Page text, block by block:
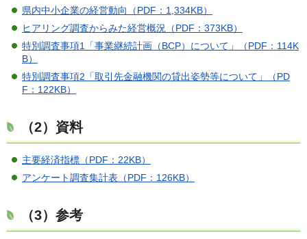
県内中小企業の経営動向（PDF：1,334KB）
ヒアリング調査からみた経営概況（PDF：373KB）
特別調査事項1「事業継続計画（BCP）について」（PDF：114K
B）
特別調査事項2「取引先金融機関の貸出姿勢等について」（PD
F：122KB）
（2）資料
主要経済指標（PDF：22KB）
アンケート調査集計表（PDF：126KB）
（3）参考